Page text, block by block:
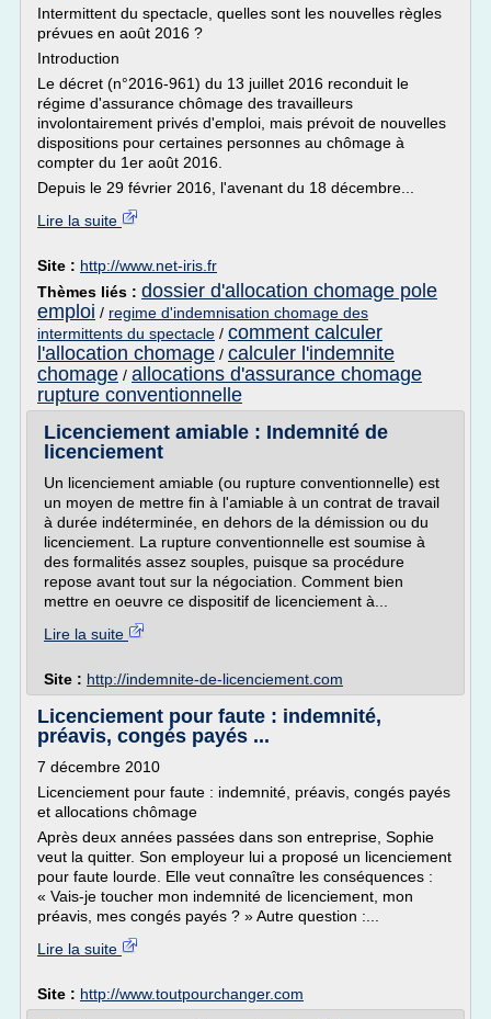
Intermittent du spectacle, quelles sont les nouvelles règles
prévues en août 2016 ?
Introduction
Le décret (n°2016-961) du 13 juillet 2016 reconduit le
régime d'assurance chômage des travailleurs
involontairement privés d'emploi, mais prévoit de nouvelles
dispositions pour certaines personnes au chômage à
compter du 1er août 2016.
Depuis le 29 février 2016, l'avenant du 18 décembre...
Lire la suite
Site : http://www.net-iris.fr
Thèmes liés : dossier d'allocation chomage pole
emploi / regime d'indemnisation chomage des
intermittents du spectacle / comment calculer
l'allocation chomage / calculer l'indemnite
chomage / allocations d'assurance chomage
rupture conventionnelle
Licenciement amiable : Indemnité de
licenciement
Un licenciement amiable (ou rupture conventionnelle) est
un moyen de mettre fin à l'amiable à un contrat de travail
à durée indéterminée, en dehors de la démission ou du
licenciement. La rupture conventionnelle est soumise à
des formalités assez souples, puisque sa procédure
repose avant tout sur la négociation. Comment bien
mettre en oeuvre ce dispositif de licenciement à...
Lire la suite
Site : http://indemnite-de-licenciement.com
Licenciement pour faute : indemnité,
préavis, congés payés ...
7 décembre 2010
Licenciement pour faute : indemnité, préavis, congés payés
et allocations chômage
Après deux années passées dans son entreprise, Sophie
veut la quitter. Son employeur lui a proposé un licenciement
pour faute lourde. Elle veut connaître les conséquences :
« Vais-je toucher mon indemnité de licenciement, mon
préavis, mes congés payés ? » Autre question :...
Lire la suite
Site : http://www.toutpourchanger.com